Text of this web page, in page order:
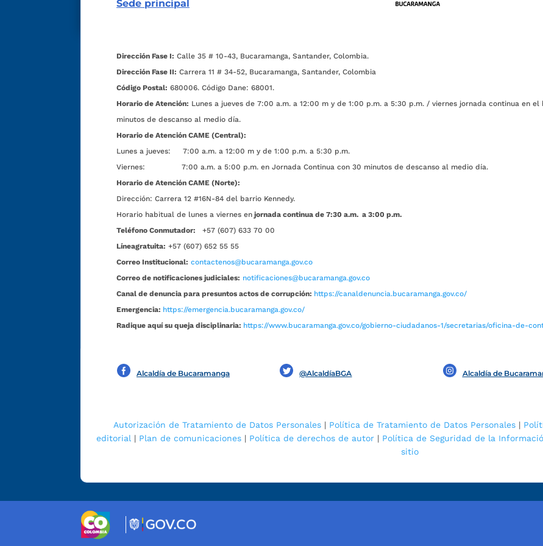
Sede principal
Dirección Fase I: Calle 35 # 10-43, Bucaramanga, Santander, Colombia.
Dirección Fase II: Carrera 11 # 34-52, Bucaramanga, Santander, Colombia
Código Postal: 680006. Código Dane: 68001.
Horario de Atención: Lunes a jueves de 7:00 a.m. a 12:00 m y de 1:00 p.m. a 5:30 p.m. / viernes jornada continua en
minutos de descanso al medio día.
Horario de Atención CAME (Central):
Lunes a jueves: 7:00 a.m. a 12:00 m y de 1:00 p.m. a 5:30 p.m.
Viernes: 7:00 a.m. a 5:00 p.m. en Jornada Continua con 30 minutos de descanso al medio día.
Horario de Atención CAME (Norte):
Dirección: Carrera 12 #16N-84 del barrio Kennedy.
Horario habitual de lunes a viernes en jornada continua de 7:30 a.m. a 3:00 p.m.
Teléfono Conmutador:
+57 (607) 633 70 00
Líneagratuita: +57 (607) 652 55 55
Correo Institucional: contactenos@bucaramanga.gov.co
Correo de notificaciones judiciales: notificaciones@bucaramanga.gov.co
Canal de denuncia para presuntos actos de corrupción: https://canaldenuncia.bucaramanga.gov.co/
Emergencia: https://emergencia.bucaramanga.gov.co/
Radique aquí su queja disciplinaria: https://www.bucaramanga.gov.co/gobierno-ciudadanos-1/secretarias/oficina-de-
Alcaldía de Bucaramanga @AlcaldíaBGA Alcaldía de
Autorización de Tratamiento de Datos Personales | Política de Tratamiento de Datos Personales |
editorial | Plan de comunicaciones | Política de derechos de autor | Política de Seguridad de la
sitio